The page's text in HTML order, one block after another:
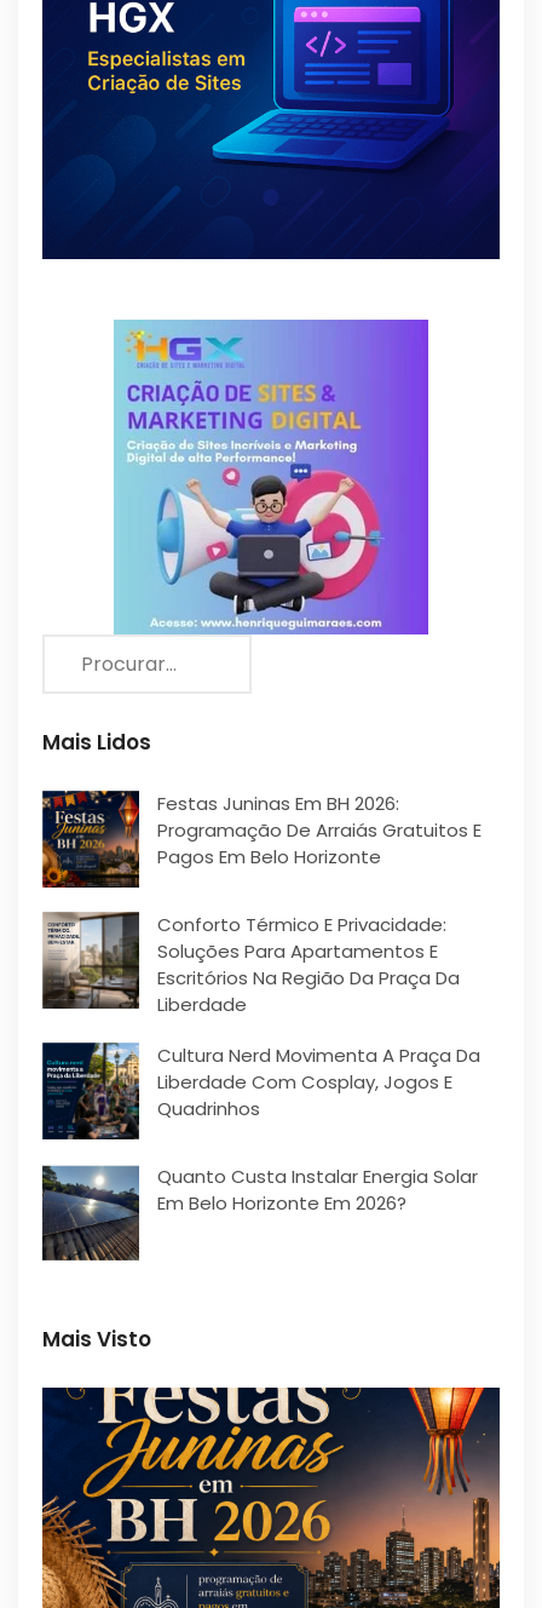
Mais Lidos
Festas Juninas Em BH 2026:
Programação De Arraiás Gratuitos E
Pagos Em Belo Horizonte
Conforto Térmico E Privacidade:
Soluções Para Apartamentos E
Escritórios Na Região Da Praça Da
Liberdade
Cultura Nerd Movimenta A Praça Da
Liberdade Com Cosplay, Jogos E
Quadrinhos
Quanto Custa Instalar Energia Solar
Em Belo Horizonte Em 2026?
Mais Visto